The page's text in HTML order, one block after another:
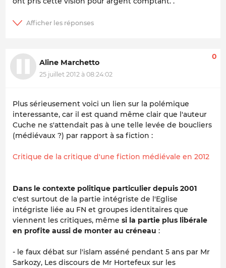
Aline Marchetto
25 juillet 2012 à 08:24:02
0
Plus sérieusement voici un lien sur la polémique
interessante, car il est quand même clair que l'auteur
Cuche ne s'attendait pas à une telle levée de boucliers
(médiévaux ?) par rapport à sa fiction :
Critique de la critique d'une fiction médiévale en 2012
Dans le contexte politique particulier depuis 2001
c'est surtout de la partie intégriste de l'Eglise
intégriste liée au FN et groupes identitaires que
viennent les critiques, même si la partie plus libérale
en profite aussi de monter au créneau :
- le faux débat sur l'islam asséné pendant 5 ans par Mr
Sarkozy, Les discours de Mr Hortefeux sur les